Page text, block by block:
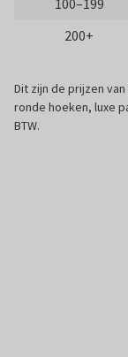
100–199
200+
Dit zijn de prijzen
ronde hoeken, luxe
BTW.